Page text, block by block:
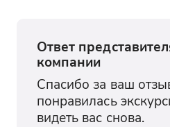
Ответ
компании
Спасибо за ваш
понравилась
видеть вас снова.